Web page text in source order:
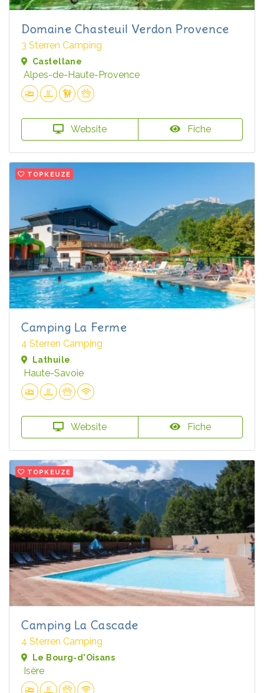
Domaine Chasteuil Verdon Provence
3 Sterren Camping
Castellane
Alpes-de-Haute-Provence
Website Fiche
TOPKEUZE
Camping La Ferme
4 Sterren Camping
Lathuile
Haute-Savoie
Website Fiche
TOPKEUZE
Camping La Cascade
4 Sterren Camping
Le Bourg-d'Oisans
Isère